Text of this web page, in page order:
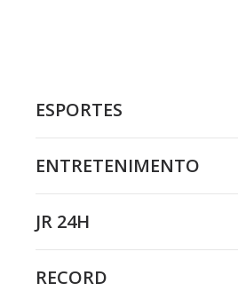
ESPORTES
ENTRETENIMENTO
JR 24H
RECORD